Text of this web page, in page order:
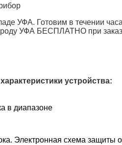
УФА. Готовим в течении
УФА БЕСПЛАТНО при
устройства:
в диапазоне
Электронная схема защиты